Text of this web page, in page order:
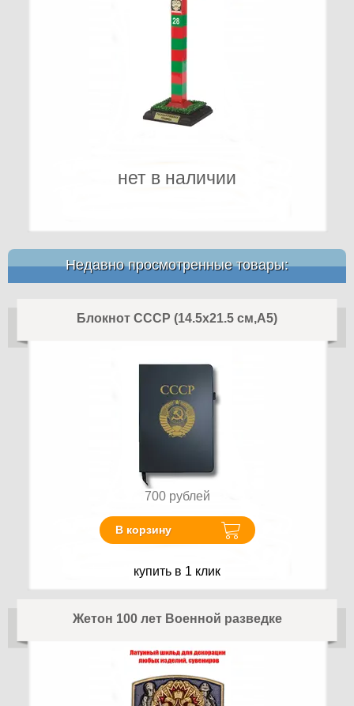
нет в наличии
Недавно просмотренные товары:
Блокнот СССР (14.5х21.5 см,А5)
700 рублей
В корзину
купить в 1 клик
Жетон 100 лет Военной разведке